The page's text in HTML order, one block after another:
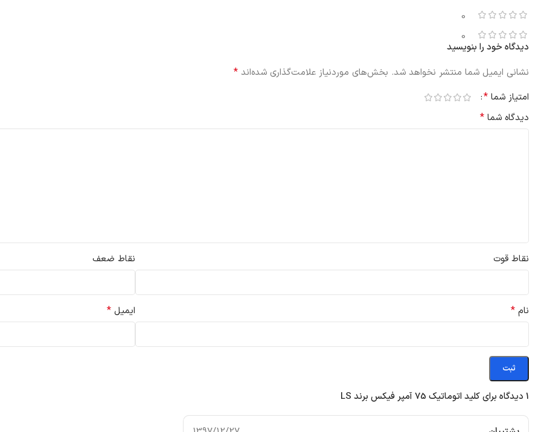
0
0
1 دیدگاه برای کلید اتوماتیک 75 آمپر فیکس برند LS
دیدگاه خود را بنویسید
نشانی ایمیل شما منتشر نخواهد شد. بخش‌های موردنیاز علامت‌گذاری شده‌اند *
امتیاز شما *
دیدگاه شما *
نقاط قوت نقاط ضعف
نام * ایمیل *